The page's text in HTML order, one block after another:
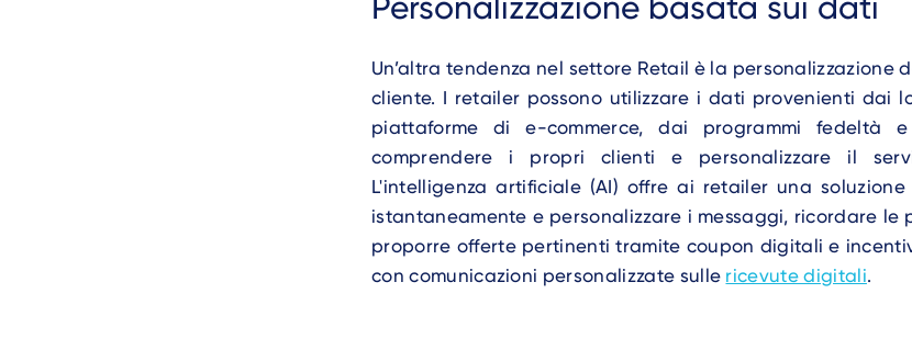
Un’altra tendenza nel settore Retail è la personalizzazione
cliente. I retailer possono utilizzare i dati provenienti dai
piattaforme di e-commerce, dai programmi
comprendere i propri clienti e personalizzare il
L'intelligenza artificiale (AI) offre ai retailer una
istantaneamente e personalizzare i messaggi, ricordare le
proporre offerte pertinenti tramite coupon digitali e
con comunicazioni personalizzate sulle ricevute digitali.